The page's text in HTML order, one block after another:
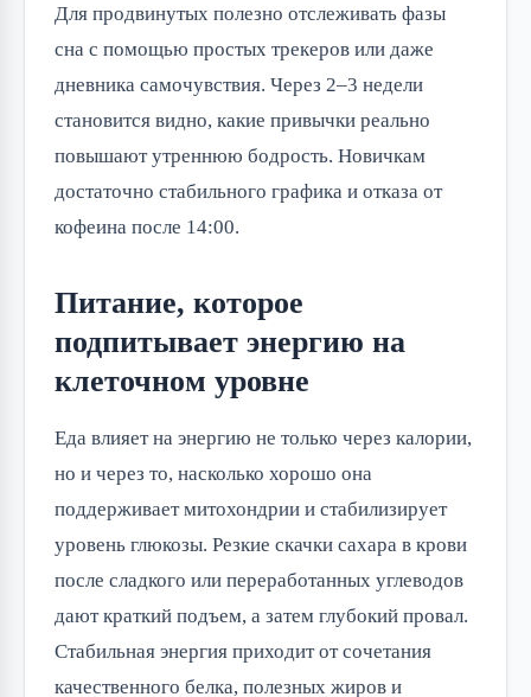
Для продвинутых полезно отслеживать фазы
сна с помощью простых трекеров или даже
дневника самочувствия. Через 2–3 недели
становится видно, какие привычки реально
повышают утреннюю бодрость. Новичкам
достаточно стабильного графика и отказа от
кофеина после 14:00.
Питание, которое
подпитывает энергию на
клеточном уровне
Еда влияет на энергию не только через калории,
но и через то, насколько хорошо она
поддерживает митохондрии и стабилизирует
уровень глюкозы. Резкие скачки сахара в крови
после сладкого или переработанных углеводов
дают краткий подъем, а затем глубокий провал.
Стабильная энергия приходит от сочетания
качественного белка, полезных жиров и